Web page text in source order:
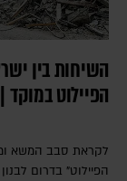
השיחות בין
הפיילוט
לקראת סבב המשא
הפיילוט" בדרום